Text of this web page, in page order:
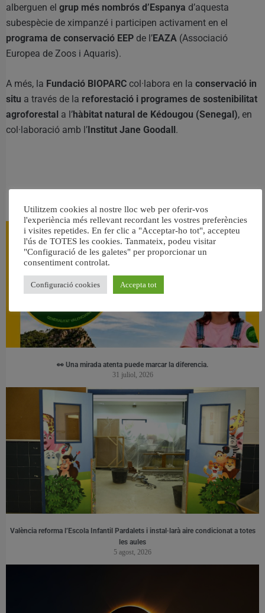
alberguen el grup més nombrós d’Espanya d’aquesta
subespècie de ximpanzé i participen activament en el
programa de conservació EEP de l’EAZA (Associació
Europea de Zoos i Aquaris).
A més, la Fundació BIOPARC col·labora en la conservació in
situ a través de la reforestació i programes de sostenibilitat
agroforestal a l’hàbitat natural de Kédougou (Senegal), en
col·laboració amb l’Institut Jane Goodall.
👀 Una mirada atenta puede marcar la diferencia.
31 juliol, 2026
València reforma l’Escola Infantil Pardalets i instal·larà aire condicionat a totes
les aules
5 agost, 2026
Utilitzem cookies al nostre lloc web per oferir-vos
l'experiència més rellevant recordant les vostres preferències
i visites repetides. En fer clic a "Acceptar-ho tot", accepteu
l'ús de TOTES les cookies. Tanmateix, podeu visitar
"Configuració de les galetes" per proporcionar un
consentiment controlat.
Configuració cookies Accepta tot